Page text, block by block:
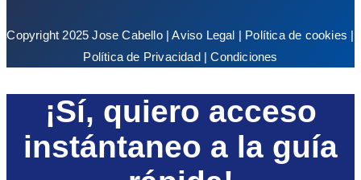
Copyright 2025 Jose Cabello |Aviso Legal | Política de cookies |
Política de Privacidad|Condiciones
¡Sí, quiero acceso
instántaneo a la guía